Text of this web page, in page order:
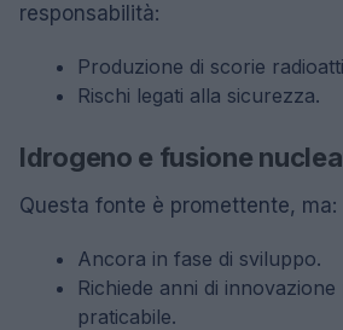
responsabilità:
Produzione di scorie
Rischi legati alla sicurezza.
Idrogeno e fusione
Questa fonte è promettente, ma:
Ancora in fase di sviluppo.
Richiede anni di
praticabile.